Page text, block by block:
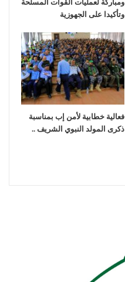
ومباركة لعمليات القوات المسلحة
وتأكيدا على الجهوزية
فعالية خطابية لأمن إب بمناسبة
ذكرى المولد النبوي الشريف ..